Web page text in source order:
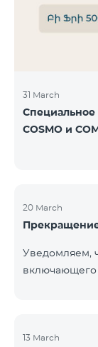
31 March
COSMO и
20 March
Уведомляем,
включающего
решением
13 March